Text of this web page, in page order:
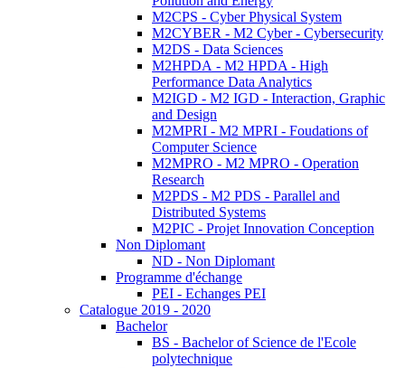
M2CPS - Cyber Physical System
M2CYBER - M2 Cyber - Cybersecurity
M2DS - Data Sciences
M2HPDA - M2 HPDA - High
Performance Data Analytics
M2IGD - M2 IGD - Interaction, Graphic
and Design
M2MPRI - M2 MPRI - Foudations of
Computer Science
M2MPRO - M2 MPRO - Operation
Research
M2PDS - M2 PDS - Parallel and
Distributed Systems
M2PIC - Projet Innovation Conception
Non Diplomant
ND - Non Diplomant
Programme d'échange
PEI - Echanges PEI
Catalogue 2019 - 2020
Bachelor
BS - Bachelor of Science de l'Ecole
polytechnique